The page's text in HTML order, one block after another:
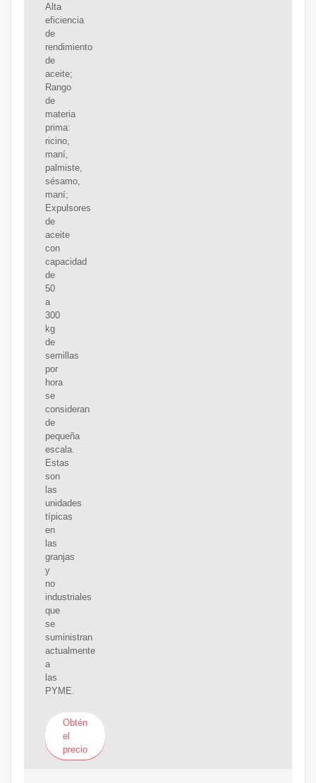
Alta
eficiencia
de
rendimiento
de
aceite;
Rango
de
materia
prima:
ricino,
maní,
palmiste,
sésamo,
maní;
Expulsores
de
aceite
con
capacidad
de
50
a
300
kg
de
semillas
por
hora
se
consideran
de
pequeña
escala.
Estas
son
las
unidades
típicas
en
las
granjas
y
no
industriales
que
se
suministran
actualmente
a
las
PYME.
Obtén
el
precio